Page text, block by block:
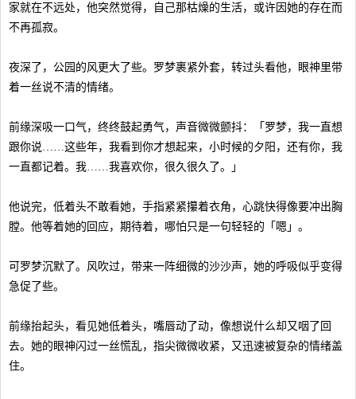
家就在不远处，他突然觉得，自己那枯燥的生活，或许因她的存在而
不再孤寂。
夜深了，公园的风更大了些。罗梦裹紧外套，转过头看他，眼神里带
着一丝说不清的情绪。
前缘深吸一口气，终终鼓起勇气，声音微微颤抖：「罗梦，我一直想
跟你说……这些年，我看到你才想起来，小时候的夕阳，还有你，我
一直都记着。我……我喜欢你，很久很久了。」
他说完，低着头不敢看她，手指紧紧攥着衣角，心跳快得像要冲出胸
膛。他等着她的回应，期待着，哪怕只是一句轻轻的「嗯」。
可罗梦沉默了。风吹过，带来一阵细微的沙沙声，她的呼吸似乎变得
急促了些。
前缘抬起头，看见她低着头，嘴唇动了动，像想说什么却又咽了回
去。她的眼神闪过一丝慌乱，指尖微微收紧，又迅速被复杂的情绪盖
住。